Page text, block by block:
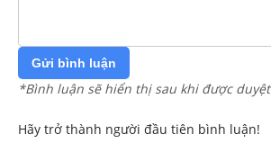
Gửi bình luận
*Bình luận sẽ hiển thị sau khi được duyệt
Hãy trở thành người đầu tiên bình luận!